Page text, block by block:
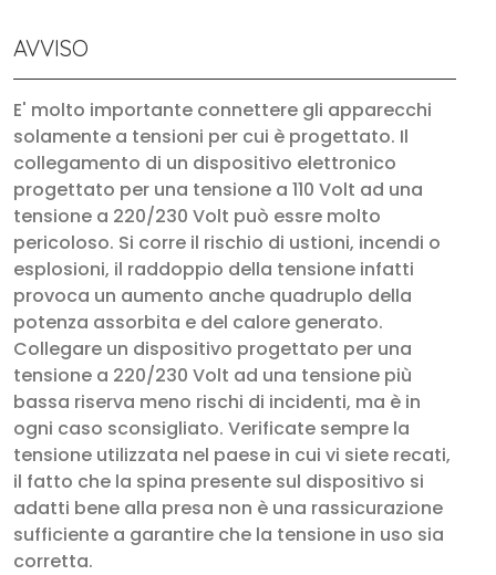
AVVISO
E' molto importante connettere gli apparecchi
solamente a tensioni per cui è progettato. Il
collegamento di un dispositivo elettronico
progettato per una tensione a 110 Volt ad una
tensione a 220/230 Volt può essre molto
pericoloso. Si corre il rischio di ustioni, incendi o
esplosioni, il raddoppio della tensione infatti
provoca un aumento anche quadruplo della
potenza assorbita e del calore generato.
Collegare un dispositivo progettato per una
tensione a 220/230 Volt ad una tensione più
bassa riserva meno rischi di incidenti, ma è in
ogni caso sconsigliato. Verificate sempre la
tensione utilizzata nel paese in cui vi siete recati,
il fatto che la spina presente sul dispositivo si
adatti bene alla presa non è una rassicurazione
sufficiente a garantire che la tensione in uso sia
corretta.